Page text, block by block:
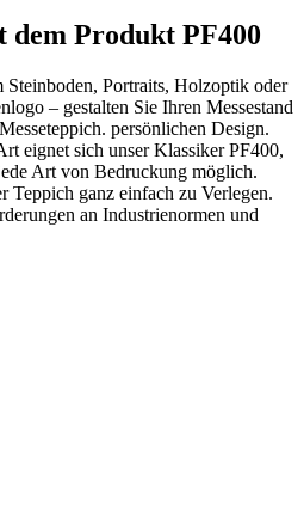
dem Produkt PF400
Steinboden, Portraits, Holzoptik oder
– gestalten Sie Ihren Messestand
persönlichen Design.
eignet sich unser Klassiker PF400,
Art von Bedruckung möglich.
Teppich ganz einfach zu Verlegen.
an Industrienormen und